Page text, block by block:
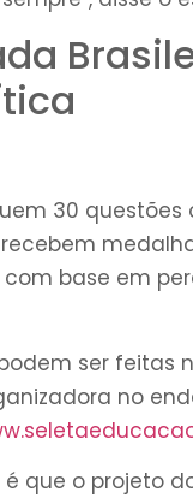
30 questões
base em
ser feitas
no
que o projeto